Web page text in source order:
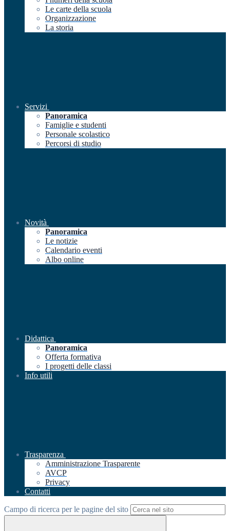
Le carte della scuola
Organizzazione
La storia
Servizi
Panoramica
Famiglie e studenti
Personale scolastico
Percorsi di studio
Novità
Panoramica
Le notizie
Calendario eventi
Albo online
Didattica
Panoramica
Offerta formativa
I progetti delle classi
Info utili
Trasparenza
Amministrazione Trasparente
AVCP
Privacy
Contatti
Campo di ricerca per le pagine del sito